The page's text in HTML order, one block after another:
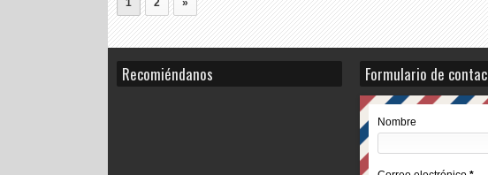
1 2 »
Recomiéndanos Formulario de
Nombre